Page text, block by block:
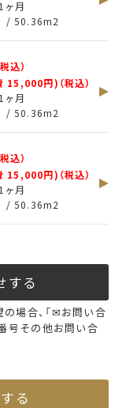
ヶ月
/ 50.36m2
込）
15,000円)（税込）
ヶ月
/ 50.36m2
込）
15,000円)（税込）
ヶ月
/ 50.36m2
する
場合、「✉お問い合
号その他お問い合
る